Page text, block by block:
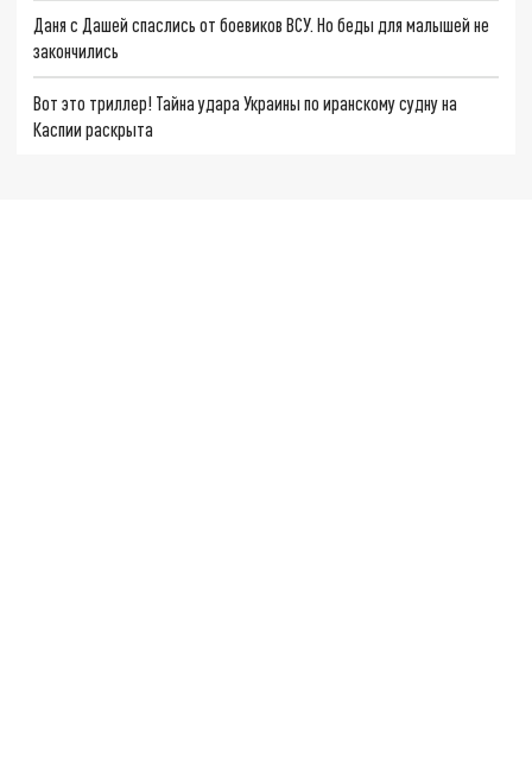
Даня с Дашей спаслись от боевиков ВСУ. Но беды для малышей не
закончились
Вот это триллер! Тайна удара Украины по иранскому судну на
Каспии раскрыта